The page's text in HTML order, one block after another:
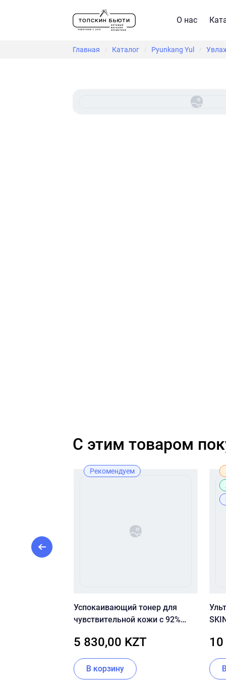
О нас
Главная / Каталог / Pyunkang Yul /
C этим товаром
Рекомендуем
Успокаивающий тонер для
чувствительной кожи с 92%
Regen 92 Toner
5 830,00 KZT
В корзину